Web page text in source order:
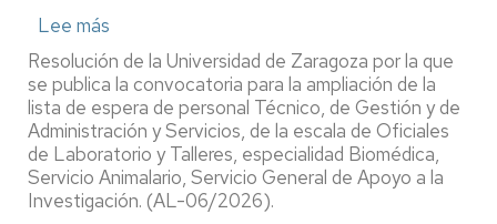
Lee más
AL-
06/2026.
Ampliación
listas
espera
PTGAS.
Oficiales
Resolución de la Universidad de Zaragoza por la que
se publica la convocatoria para la ampliación de la
lista de espera de personal Técnico, de Gestión y de
Administración y Servicios, de la escala de Oficiales
de Laboratorio y Talleres, especialidad Biomédica,
Servicio Animalario, Servicio General de Apoyo a la
Investigación. (AL-06/2026).